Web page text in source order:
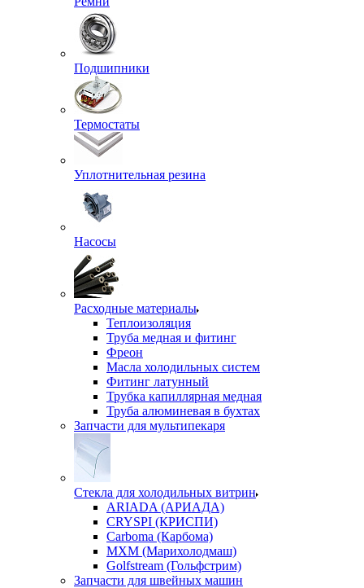
Подшипники
Термостаты
Уплотнительная резина
Насосы
Расходные материалы
Теплоизоляция
Труба медная и фитинг
Фреон
Масла холодильных систем
Фитинг латунный
Трубка капиллярная медная
Труба алюминевая в бухтах
Запчасти для мультипекаря
Стекла для холодильных витрин
ARIADA (АРИАДА)
CRYSPI (КРИСПИ)
Carboma (Карбома)
MXM (Марихолодмаш)
Golfstream (Гольфстрим)
Запчасти для швейных машин